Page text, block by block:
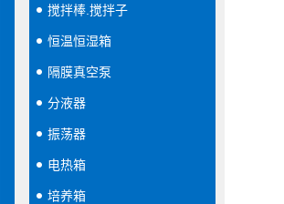
搅拌棒.搅拌子
恒温恒湿箱
隔膜真空泵
分液器
振荡器
电热箱
培养箱